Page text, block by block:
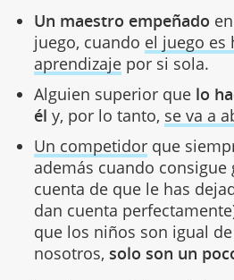
Un maestro empeñado
juego, cuando el juego es
aprendizajepor si sola.
Alguien superior que lo
él y, por lo tanto, se va a
Un competidorque
además cuando consigue
cuenta de que le has
dan cuenta
que los niños son igual
nosotros, solo son un